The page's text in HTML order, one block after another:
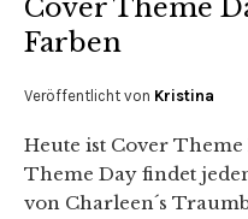
Cover Theme
Farben
Veröffentlicht von Kristina
Heute ist Cover
Theme Day findet
von Charleen´s